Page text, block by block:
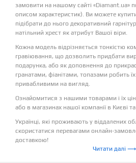
замовити на нашому сайті «Diamant.ua»
описом характеристик). Ви можете
підібрати до нього декоративний
натільний хрест як атрибут Вашої віри.
Кожна модель відрізняється тонкістю
гравіювання, що дозволить придбати
подарунка, або як доповнення до
гранатами, фіанітами, топазами робить
привабливими на вигляд.
Ознайомитися з нашими товарами і їх
або в магазинах нашої компанії в Києві
Українці, які проживають у віддалених
скористатися перевагами онлайн-
доставкою!
Читати далі ⟶